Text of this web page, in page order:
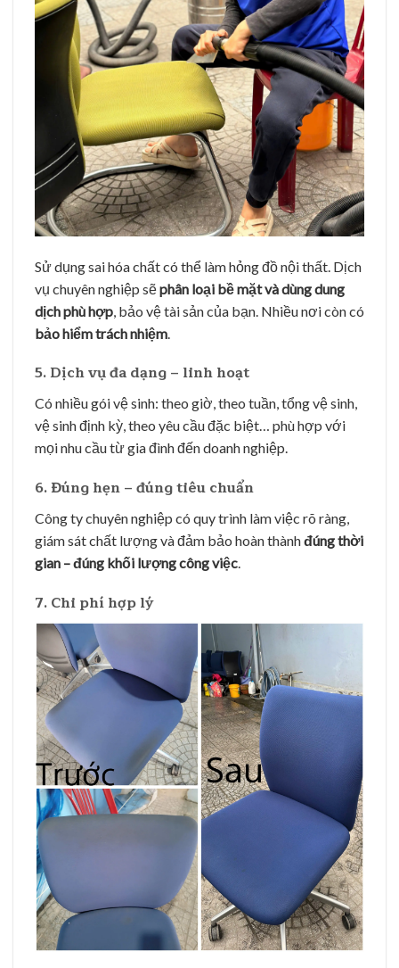
Sử dụng sai hóa chất có thể làm hỏng đồ nội thất. Dịch
vụ chuyên nghiệp sẽphân loại bề mặt và dùng dung
dịch phù hợp , bảo vệ tài sản của bạn. Nhiều nơi còn có
bảo hiểm trách nhiệm
5. Dịch vụ đa dạng – linh hoạt
Có nhiều gói vệ sinh: theo giờ, theo tuần, tổng vệ sinh,
vệ sinh định kỳ, theo yêu cầu đặc biệt… phù hợp với
mọi nhu cầu từ gia đình đến doanh nghiệp.
6. Đúng hẹn – đúng tiêu chuẩn
Công ty chuyên nghiệp có quy trình làm việc rõ ràng,
giám sát chất lượng và đảm bảo hoàn thànhđúng thời
gian – đúng khối lượng công việc.
7. Chi phí hợp lý